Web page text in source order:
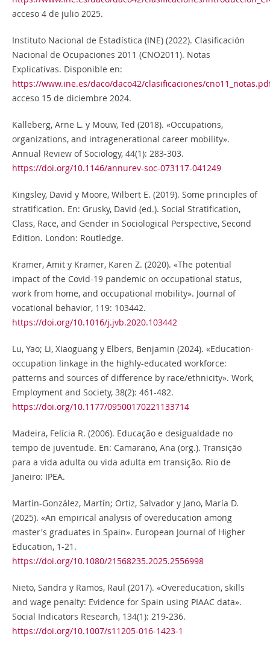
acceso 4 de julio 2025.
Instituto Nacional de Estadística (INE) (2022). Clasificación
Nacional de Ocupaciones 2011 (CNO2011). Notas
Explicativas. Disponible en:
https://www.ine.es/daco/daco42/clasificaciones/
acceso 15 de diciembre 2024.
Kalleberg, Arne L. y Mouw, Ted (2018). «Occupations,
organizations, and intragenerational career mobility».
Annual Review of Sociology, 44(1): 283-303.
https://doi.org/10.1146/annurev-soc-073117-041249
Kingsley, David y Moore, Wilbert E. (2019). Some principles of
stratification. En: Grusky, David (ed.). Social Stratification,
Class, Race, and Gender in Sociological Perspective, Second
Edition. London: Routledge.
Kramer, Amit y Kramer, Karen Z. (2020). «The potential
impact of the Covid-19 pandemic on occupational status,
work from home, and occupational mobility». Journal of
vocational behavior, 119: 103442.
https://doi.org/10.1016/j.jvb.2020.103442
Lu, Yao; Li, Xiaoguang y Elbers, Benjamin (2024). «Education-
occupation linkage in the highly-educated workforce:
patterns and sources of difference by race/ethnicity». Work,
Employment and Society, 38(2): 461-482.
https://doi.org/10.1177/09500170221133714
Madeira, Felícia R. (2006). Educação e desigualdade no
tempo de juventude. En: Camarano, Ana (org.). Transição
para a vida adulta ou vida adulta em transição. Rio de
Janeiro: IPEA.
Martín-González, Martín; Ortiz, Salvador y Jano, María D.
(2025). «An empirical analysis of overeducation among
master's graduates in Spain». European Journal of Higher
Education, 1-21.
https://doi.org/10.1080/21568235.2025.2556998
Nieto, Sandra y Ramos, Raul (2017). «Overeducation, skills
and wage penalty: Evidence for Spain using PIAAC data».
Social Indicators Research, 134(1): 219-236.
https://doi.org/10.1007/s11205-016-1423-1